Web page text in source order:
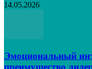
14.05.2026
Эмоциональный
преимущество